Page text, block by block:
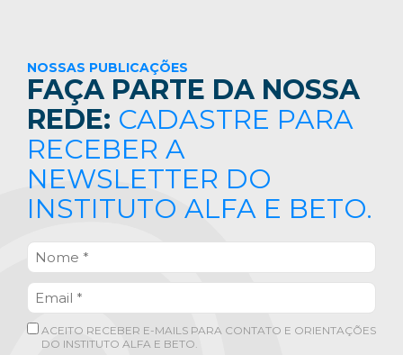
NOSSAS PUBLICAÇÕES
FAÇA PARTE DA NOSSA
REDE: CADASTRE PARA
RECEBER A
NEWSLETTER DO
INSTITUTO ALFA E BETO.
ACEITO RECEBER E-MAILS PARA CONTATO E ORIENTAÇÕES
DO INSTITUTO ALFA E BETO.